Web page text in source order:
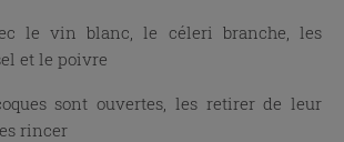
le vin blanc, le céleri branche, les
et le poivre
sont ouvertes, les retirer de leur
rincer